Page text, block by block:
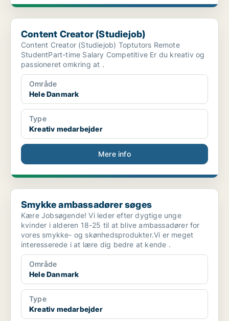
Content Creator (Studiejob)
Content Creator (Studiejob)
Content Creator (Studiejob) Toptutors Remote
StudentPart-time Salary Competitive Er du kreativ og
passioneret omkring at .
Område
Hele Danmark
Type
Kreativ medarbejder
Mere info
Smykke ambassadører søges
Smykke ambassadører søges
Kære Jobsøgende! Vi leder efter dygtige unge
kvinder i alderen 18-25 til at blive ambassadører for
vores smykke- og skønhedsprodukter.Vi er meget
interesserede i at lære dig bedre at kende .
Område
Hele Danmark
Type
Kreativ medarbejder